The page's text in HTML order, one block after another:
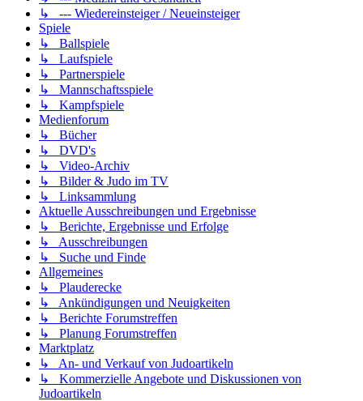
↳ --- Wiedereinsteiger / Neueinsteiger
Spiele
↳ Ballspiele
↳ Laufspiele
↳ Partnerspiele
↳ Mannschaftsspiele
↳ Kampfspiele
Medienforum
↳ Bücher
↳ DVD's
↳ Video-Archiv
↳ Bilder & Judo im TV
↳ Linksammlung
Aktuelle Ausschreibungen und Ergebnisse
↳ Berichte, Ergebnisse und Erfolge
↳ Ausschreibungen
↳ Suche und Finde
Allgemeines
↳ Plauderecke
↳ Ankündigungen und Neuigkeiten
↳ Berichte Forumstreffen
↳ Planung Forumstreffen
Marktplatz
↳ An- und Verkauf von Judoartikeln
↳ Kommerzielle Angebote und Diskussionen von
Judoartikeln